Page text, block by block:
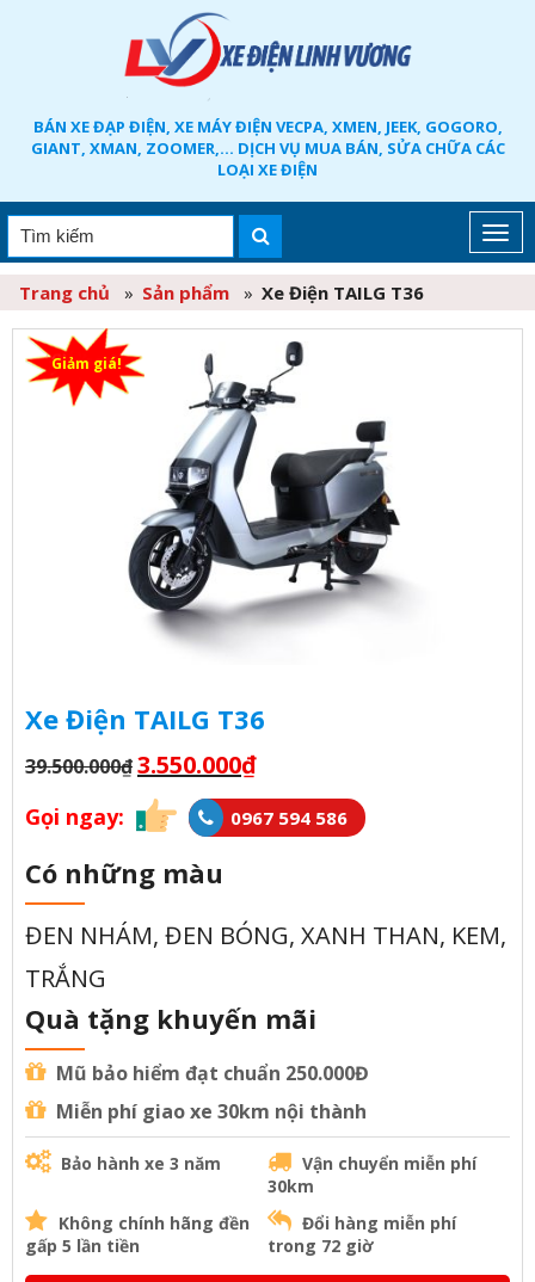
BÁN XE ĐẠP ĐIỆN, XE MÁY ĐIỆN VECPA, XMEN, JEEK, GOGORO,
GIANT, XMAN, ZOOMER,... DỊCH VỤ MUA BÁN, SỬA CHỮA CÁC
LOẠI XE ĐIỆN
Trang chủ » Sản phẩm » Xe Điện TAILG T36
Giảm giá!
Xe Điện TAILG T36
39.500.000₫3.550.000₫
Gọi ngay: 0967 594 586
Có những màu
ĐEN NHÁM, ĐEN BÓNG, XANH THAN, KEM,
TRẮNG
Quà tặng khuyến mãi
Mũ bảo hiểm đạt chuẩn 250.000Đ
Miễn phí giao xe 30km nội thành
Bảo hành xe 3 năm
Vận chuyển miễn phí
30km
Không chính hãng đền
gấp 5 lần tiền
Đổi hàng miễn phí
trong 72 giờ